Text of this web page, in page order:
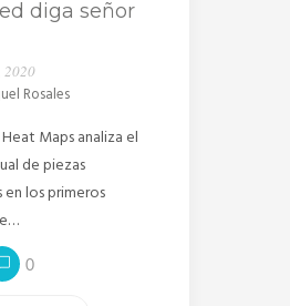
diga señor
2020
Rosales
Maps analiza el
de piezas
los primeros
0